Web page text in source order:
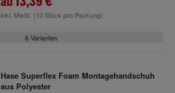
inkl. MwSt. (10 Stück pro Packung)
6 Varianten
Hase Superflex Foam Montagehandschuh
aus Polyester